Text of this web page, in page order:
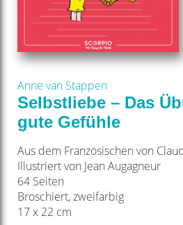
Anne van Stappen
Selbstliebe – Das
gute Gefühle
Aus dem Französischen von
Illustriert von Jean Augagneur
64 Seiten
Broschiert, zweifarbig
17 x 22 cm